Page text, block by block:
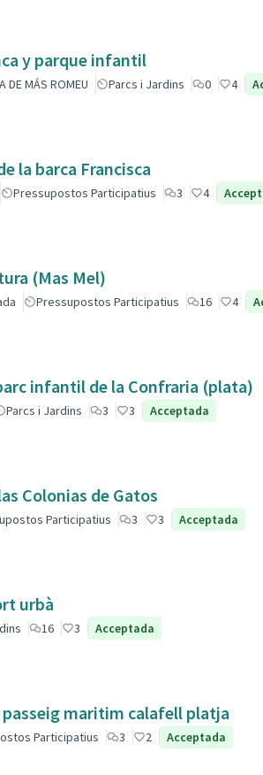
y parque infantil
DE MÁS ROMEU Parcs i Jardins 0 4
la barca Francisca
Pressupostos Participatius 3 4
(Mas Mel)
Pressupostos Participatius 16 4
infantil de la Confraria (plata)
Parcs i Jardins 3 3 Acceptada
Colonias de Gatos
Participatius 3 3 Acceptada
urbà
16 3 Acceptada
maritim calafell platja
Participatius 3 2 Acceptada